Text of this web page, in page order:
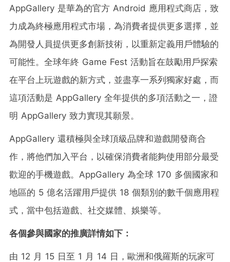
AppGallery 是華為的官方 Android 應用程式商店，致
力成為終極應用程式市場，為消費者提供更多選擇，並
為開發人員提供更多創新技術，以重新定義用戶體驗的
可能性。全球年終 Game Fest 活動旨在鼓勵用戶探索
在平台上玩遊戲的新方式，並盡享一系列獨家好處，而
這項活動是 AppGallery 全年提供的多項活動之一，證
明 AppGallery 致力實現其願景。
AppGallery 還積極與全球頂級品牌和遊戲開發商合
作，將他們加入平台，以確保消費者能夠使用部分最受
歡迎的手機遊戲。AppGallery 為全球 170 多個國家和
地區的 5 億名活躍用戶提供 18 個類別的數千個應用程
式，當中包括遊戲、社交媒體、娛樂等。
各個參與國家的推廣詳情如下：
由 12 月 15 日至 1 月 14 日，歐洲和俄羅斯的玩家可